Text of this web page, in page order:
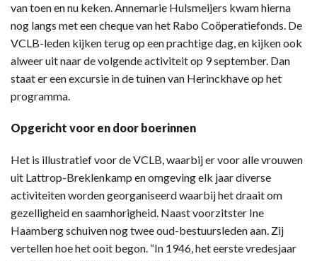
van toen en nu keken. Annemarie Hulsmeijers kwam hierna
nog langs met een cheque van het Rabo Coöperatiefonds. De
VCLB-leden kijken terug op een prachtige dag, en kijken ook
alweer uit naar de volgende activiteit op 9 september. Dan
staat er een excursie in de tuinen van Herinckhave op het
programma.
Opgericht voor en door boerinnen
Het is illustratief voor de VCLB, waarbij er voor alle vrouwen
uit Lattrop-Breklenkamp en omgeving elk jaar diverse
activiteiten worden georganiseerd waarbij het draait om
gezelligheid en saamhorigheid. Naast voorzitster Ine
Haamberg schuiven nog twee oud-bestuursleden aan. Zij
vertellen hoe het ooit begon. “In 1946, het eerste vredesjaar